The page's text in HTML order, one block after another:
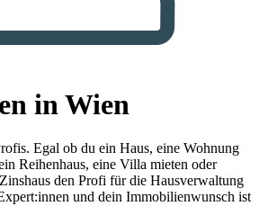
in Wien
Egal ob du ein Haus, eine Wohnung
Reihenhaus, eine Villa mieten oder
den Profi für die Hausverwaltung
und dein Immobilienwunsch ist